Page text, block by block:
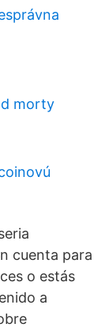
morty
cuenta para
o estás
a